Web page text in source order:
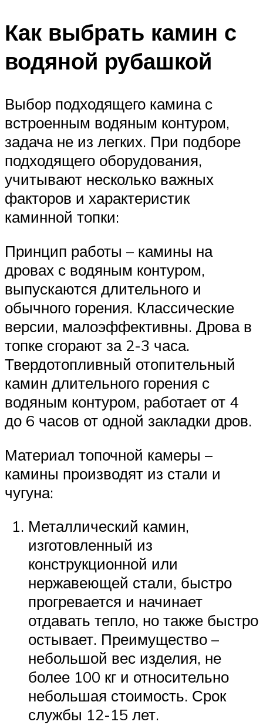
Как выбрать камин с
водяной рубашкой
Выбор подходящего камина с
встроенным водяным контуром,
задача не из легких. При подборе
подходящего оборудования,
учитывают несколько важных
факторов и характеристик
каминной топки:
Принцип работы – камины на
дровах с водяным контуром,
выпускаются длительного и
обычного горения. Классические
версии, малоэффективны. Дрова в
топке сгорают за 2-3 часа.
Твердотопливный отопительный
камин длительного горения с
водяным контуром, работает от 4
до 6 часов от одной закладки дров.
Материал топочной камеры –
камины производят из стали и
чугуна:
Металлический камин,
изготовленный из
конструкционной или
нержавеющей стали, быстро
прогревается и начинает
отдавать тепло, но также быстро
остывает. Преимущество –
небольшой вес изделия, не
более 100 кг и относительно
небольшая стоимость. Срок
службы 12-15 лет.